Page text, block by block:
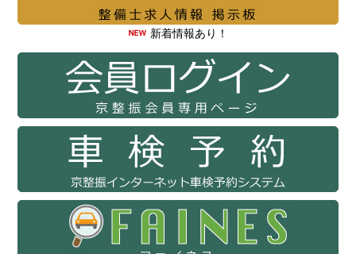
新着情報あり！